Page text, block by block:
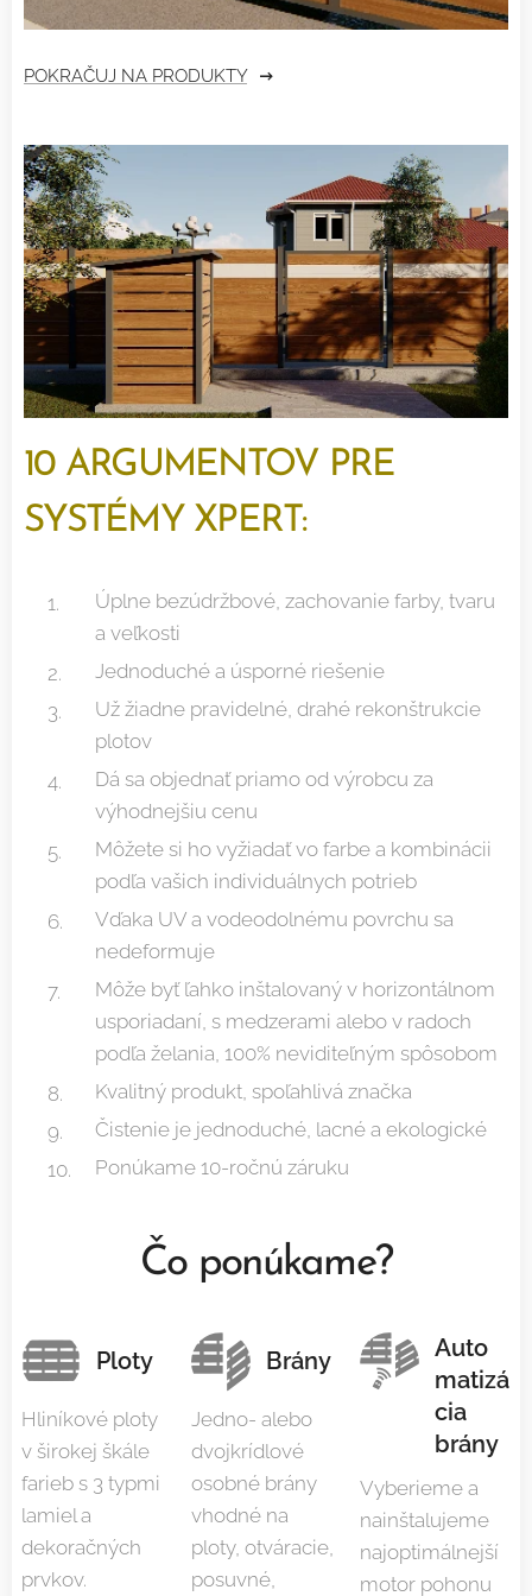
POKRAČUJ NA PRODUKTY
10 ARGUMENTOV PRE
SYSTÉMY XPERT:
Úplne bezúdržbové, zachovanie farby, tvaru
a veľkosti
Jednoduché a úsporné riešenie
Už žiadne pravidelné, drahé rekonštrukcie
plotov
Dá sa objednať priamo od výrobcu za
výhodnejšiu cenu
Môžete si ho vyžiadať vo farbe a kombinácii
podľa vašich individuálnych potrieb
Vďaka UV a vodeodolnému povrchu sa
nedeformuje
Môže byť ľahko inštalovaný v horizontálnom
usporiadaní, s medzerami alebo v radoch
podľa želania, 100% neviditeľným spôsobom
Kvalitný produkt, spoľahlivá značka
Čistenie je jednoduché, lacné a ekologické
Ponúkame 10-ročnú záruku
Čo ponúkame?
Ploty
Hliníkové ploty
v širokej škále
farieb s 3 typmi
lamiel a
dekoračných
prvkov.
Brány
Jedno- alebo
dvojkrídlové
osobné brány
vhodné na
ploty, otváracie,
posuvné,
Auto
matizá
cia
brány
Vyberieme a
nainštalujeme
najoptimálnejší
motor pohonu